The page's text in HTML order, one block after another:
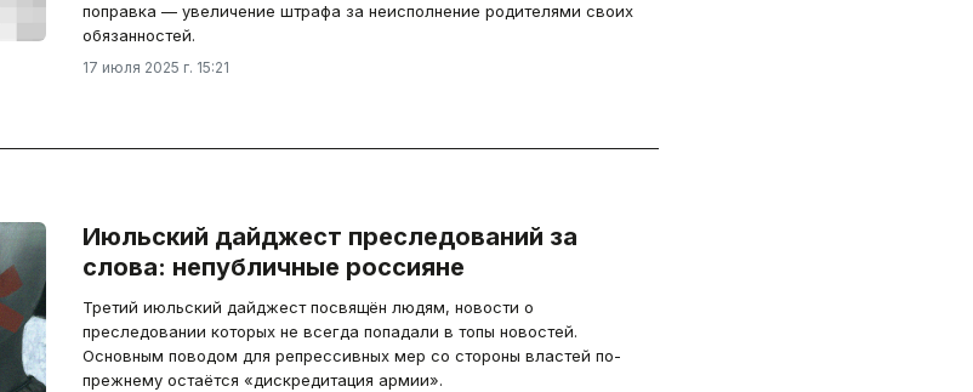
поправка — увеличение штрафа за неисполнение родителями своих
обязанностей.
17 июля 2025 г. 15:21
Июльский дайджест преследований за
слова: непубличные россияне
Третий июльский дайджест посвящён людям, новости о
преследовании которых не всегда попадали в топы новостей.
Основным поводом для репрессивных мер со стороны властей по-
прежнему остаётся «дискредитация армии».